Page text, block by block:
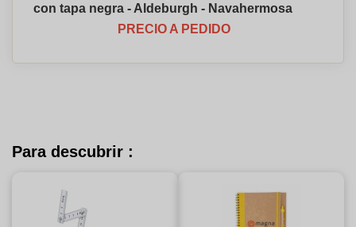
con tapa negra - Aldeburgh - Navahermosa
PRECIO A PEDIDO
Para descubrir :